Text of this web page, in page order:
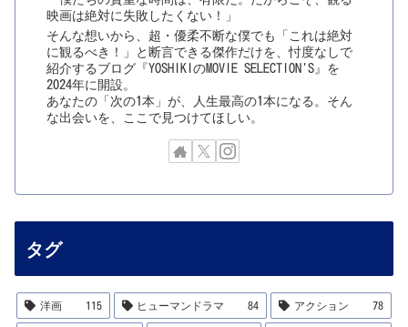
映画は絶対に失敗したくない！」
そんな想いから、超・優柔不断な僕でも「これは絶対
に観るべき！」と断言できる傑作だけを、忖度なしで
紹介するブログ『YOSHIKIのMOVIE SELECTION'S』を
2024年に開設。
あなたの「次の1本」が、人生最高の1本になる。そん
な出会いを、ここで見つけてほしい。
タグ
洋画 115 ヒューマンドラマ 84 アクション 78